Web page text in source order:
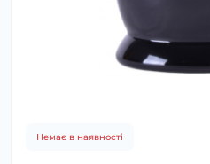
Немає в наявності